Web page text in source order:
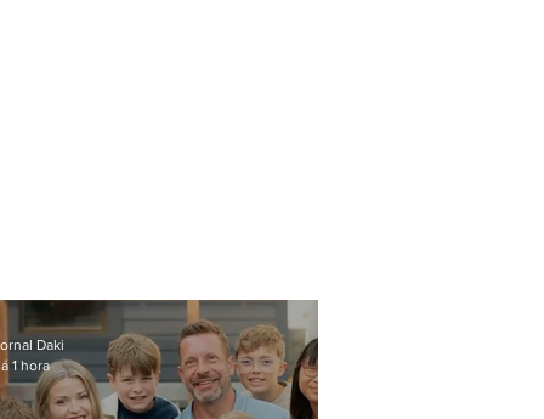
Daki
1 hora